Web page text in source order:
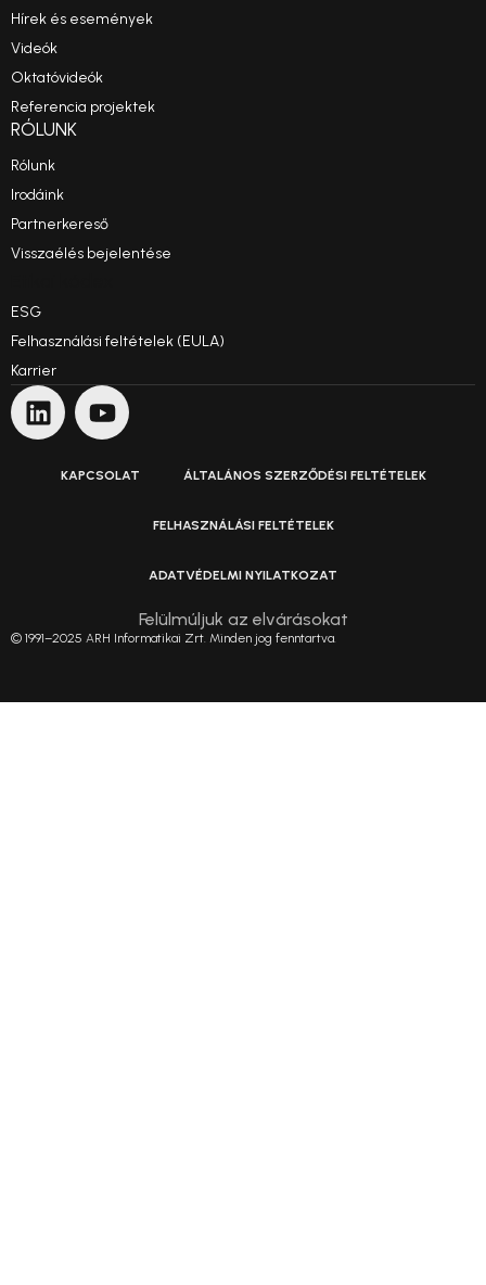
Hírek és események
Videók
Oktatóvideók
Referencia projektek
RÓLUNK
Rólunk
Irodáink
Partnerkereső
Visszaélés bejelentése
ESG
Felhasználási feltételek (EULA)
Karrier
KAPCSOLAT ÁLTALÁNOS SZERZŐDÉSI FELTÉTELEK
FELHASZNÁLÁSI FELTÉTELEK
ADATVÉDELMI NYILATKOZAT
Felülmúljuk az elvárásokat
© 1991–2025 ARH Informatikai Zrt. Minden jog fenntartva.